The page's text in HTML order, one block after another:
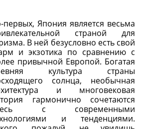
первых, Япония является весьма
страной для
В ней безусловно есть свой
и экзотика по сравнению с
привычной Европой. Богатая
культура страны
солнца, необычная
и многовековая
гармонично сочетаются
с современными
и тенденциями.